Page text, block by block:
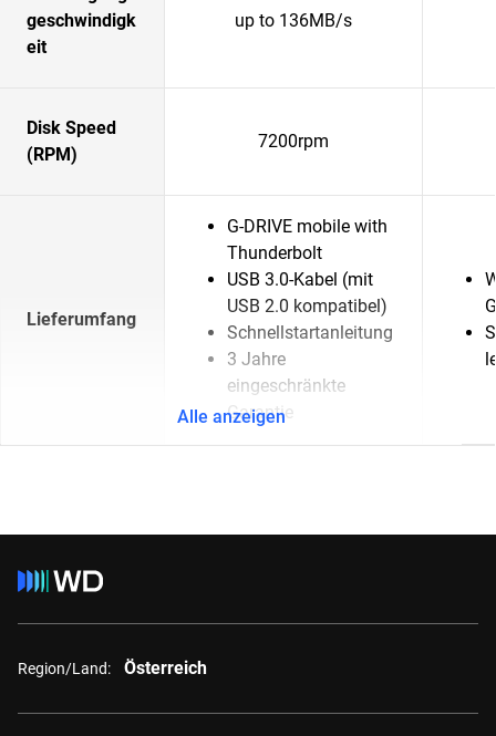
geschwindigk
eit
up to 136MB/s
Disk Speed
(RPM)
7200rpm
Lieferumfang
G-DRIVE mobile with
Thunderbolt
USB 3.0-Kabel (mit
USB 2.0 kompatibel)
Schnellstartanleitung
3 Jahre
eingeschränkte
Garantie
Alle anzeigen
Region/Land: Österreich